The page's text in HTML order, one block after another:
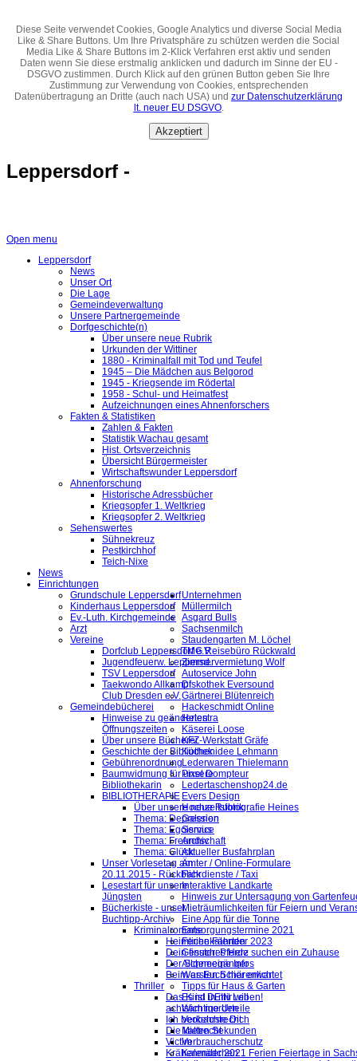
Diese Seite verwendet Cookies, Google Analytics und diverse Social Media
Like & Share Buttons. Um Ihre Privatsphäre zu schützen werden die Social
Media Like & Share Buttons im 2-Klick Verfahren erst aktiv und senden
Daten wenn Sie diese erstmalig anklicken und dadurch im Sinne der EU -
DSGVO zustimmen. Durch Klick auf den grünen Button geben Sie Ihre
Zustimmung zur Verwendung von Cookies, entsprechenden
Datenübertragung an Dritte (auch nach USA) und zur Datenschutzerklärung
lt. neuer EU DSGVO.
Akzeptiert
Leppersdorf -
Open menu
Leppersdorf
News
Unser Ort
Die Lage
Gemeindeverwaltung
Unsere Partnergemeinde
Dorfgeschichte(n)
Über unsere neue Rubrik
Urkunden der Wittiner
1880 - Kriminalfall mit Tod und Teufel
1945 – Die Mädchen aus Belgorod
1945 - Kriegsende im Rödertal
1958 - Schul- und Heimatfest
Aufzeichnungen eines Ahnenforschers
Fakten & Statistiken
Zahlen & Fakten
Statistik Wachau gesamt
Hist. Ortsverzeichnis
Übersicht Bürgermeister
Wirtschaftswunder Leppersdorf
Ahnenforschung
Historische Adressbücher
Kriegsopfer 1. Weltkrieg
Kriegsopfer 2. Weltkrieg
Sehenswertes
Sühnekreuz
Pestkirchhof
Teich-Nixe
News
Einrichtungen
Grundschule Leppersdorf
Kinderhaus Leppersdorf
Ev.-Luth. Kirchgemeinde
Arzt
Vereine
Dorfclub Leppersdorf e.V.
Jugendfeuerw. Leppersd.
TSV Leppersdorf
Taekwondo Allkampf
Club Dresden e.V.
Gemeindebücherei
Hinweise zu geänderten
Öffnungszeiten
Über unsere Bücherei
Geschichte der Bibliothek
Gebührenordnung
Baumwidmung für unsere
Bibliothekarin
BIBLIOTHERAPIE
Über unsere neue Rubrik
Thema: Depression
Thema: Egoismus
Thema: Freundschaft
Thema: Glück
Unser Vorlesetag am
20.11.2015 - Rückblick
Lesestart für unsere
Jüngsten
Bücherkiste - unser
Buchtipp-Archiv
Kriminalromane
Heimliche Fährten
Dein finsteres Herz
Der Schneegänger
Beim ersten Schärenlicht
Thriller
Das Kind in mir will
achtsam morden
Ich beobachte Dich
Die kalten Sekunden
Victim
Krähenmädchen
Unternehmen
Müllermilch
Asgard Bulls
Sachsenmilch
Staudengarten M. Löchel
TMG Reisebüro Rückwald
Zimmervermietung Wolf
Autoservice John
Diskothek Eversound
Gärtnerei Blütenreich
Hackeschmidt Online
Helestra
Käserei Loose
KFZ-Werkstatt Gräfe
Küchenidee Lehmann
Lederwaren Thielemann
Pixel Dompteur
Ledertaschenshop24.de
Evers Design
Hochzeitsfotografie Heines
Galerien
Service
Archiv
Aktueller Busfahrplan
Ämter / Online-Formulare
Fahrdienste / Taxi
Interaktive Landkarte
Hinweis zur Untersagung von
Mieträumlichkeiten für Feiern und
Eine App für die Tonne
Entsorgungstermine 2021
Ferienkalender 2023
Gesuch: Pferde suchen ein Zuhause
Allgemeine Infos
Was Euch hier erwartet
Tipps für Haus & Garten
Es ist DEIN Leben!
Wichtige Urteile
Verkehrsrecht
Mietrecht
Verbraucherschutz
Kalender 2021 Ferien Feiertage in